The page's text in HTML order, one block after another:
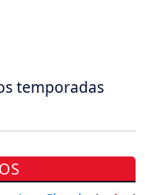
temporadas